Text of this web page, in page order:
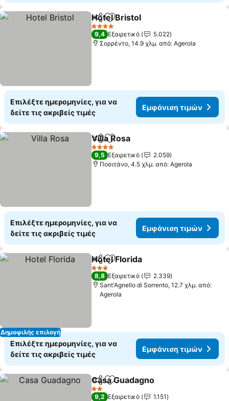
Κοινοποίηση
Προσθήκη στα αγαπημένα
Hotel Bristol
4 Αστέρια
9,4 Εξαιρετικό
5.022
Σορρέντο, 14.9 χλμ. από: Agerola
Επιλέξτε ημερομηνίες, για να
δείτε τις ακριβείς τιμές
Εμφάνιση τιμών
Κοινοποίηση
Προσθήκη στα αγαπημένα
Villa Rosa
4 Αστέρια
9,5 Εξαιρετικό
2.059
Ποσιτάνο, 4.5 χλμ. από: Agerola
Επιλέξτε ημερομηνίες, για να
δείτε τις ακριβείς τιμές
Εμφάνιση τιμών
Δημοφιλής επιλογή
Κοινοποίηση
Προσθήκη στα αγαπημένα
Hotel Florida
3 Αστέρια
8,8 Εξαιρετικό
2.339
Sant'Agnello di Sorrento, 12.7 χλμ. από:
Agerola
Επιλέξτε ημερομηνίες, για να
δείτε τις ακριβείς τιμές
Εμφάνιση τιμών
Κοινοποίηση
Προσθήκη στα αγαπημένα
Casa Guadagno
2 Αστέρια
9,2 Εξαιρετικό
1.151